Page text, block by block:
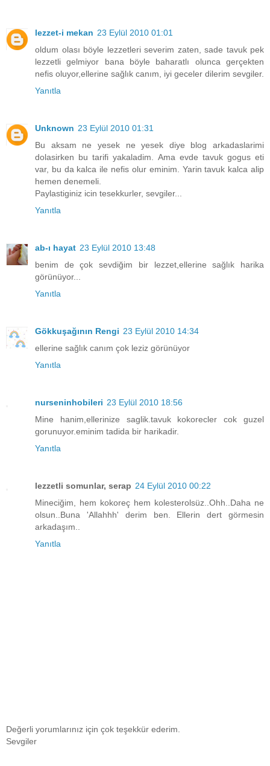
lezzet-i mekan 23 Eylül 2010 01:01
oldum olası böyle lezzetleri severim zaten, sade tavuk pek
lezzetli gelmiyor bana böyle baharatlı olunca gerçekten
nefis oluyor,ellerine sağlık canım, iyi geceler dilerim sevgiler.
Yanıtla
Unknown 23 Eylül 2010 01:31
Bu aksam ne yesek ne yesek diye blog arkadaslarimi
dolasirken bu tarifi yakaladim. Ama evde tavuk gogus eti
var, bu da kalca ile nefis olur eminim. Yarin tavuk kalca alip
hemen denemeli.
Paylastiginiz icin tesekkurler, sevgiler...
Yanıtla
ab-ı hayat 23 Eylül 2010 13:48
benim de çok sevdiğim bir lezzet,ellerine sağlık harika
görünüyor...
Yanıtla
Gökkuşağının Rengi 23 Eylül 2010 14:34
ellerine sağlık canım çok leziz görünüyor
Yanıtla
nurseninhobileri 23 Eylül 2010 18:56
Mine hanim,ellerinize saglik.tavuk kokorecler cok guzel
gorunuyor.eminim tadida bir harikadir.
Yanıtla
lezzetli somunlar, serap 24 Eylül 2010 00:22
Mineciğim, hem kokoreç hem kolesterolsüz..Ohh..Daha ne
olsun..Buna 'Allahhh' derim ben. Ellerin dert görmesin
arkadaşım..
Yanıtla
Değerli yorumlarınız için çok teşekkür ederim.
Sevgiler